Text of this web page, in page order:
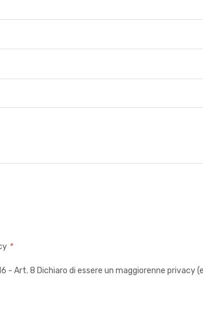
*
- Art. 8 Dichiaro di essere un maggiorenne privacy